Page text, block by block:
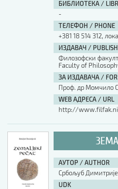
БИБЛИОТЕКА /
-
ТЕЛЕФОН / PHONE
+381 18 514 312,
ИЗДАВАЧ /
Филозофски
Faculty of
ЗА ИЗДАВАЧА / FOR
Проф. др Момчило
WEB АДРЕСА / URL
http://
АУТОР / AUTHOR
Србољуб
UDK